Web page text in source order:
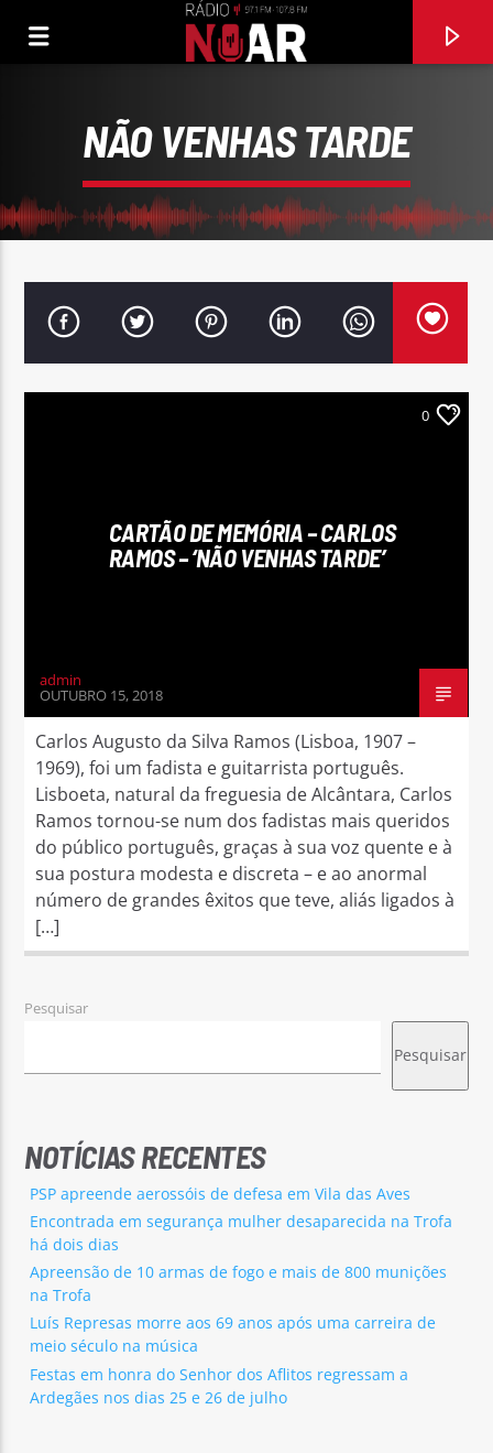
NÃO VENHAS TARDE
0
CARTÃO DE MEMÓRIA – CARLOS
RAMOS – ‘NÃO VENHAS TARDE’
admin
OUTUBRO 15, 2018
Carlos Augusto da Silva Ramos (Lisboa, 1907 –
1969), foi um fadista e guitarrista português.
Lisboeta, natural da freguesia de Alcântara, Carlos
Ramos tornou-se num dos fadistas mais queridos
do público português, graças à sua voz quente e à
sua postura modesta e discreta – e ao anormal
número de grandes êxitos que teve, aliás ligados à
[…]
Pesquisar
Pesquisar
NOTÍCIAS RECENTES
PSP apreende aerossóis de defesa em Vila das Aves
Encontrada em segurança mulher desaparecida na Trofa
há dois dias
Apreensão de 10 armas de fogo e mais de 800 munições
na Trofa
Luís Represas morre aos 69 anos após uma carreira de
meio século na música
Festas em honra do Senhor dos Aflitos regressam a
Ardegães nos dias 25 e 26 de julho